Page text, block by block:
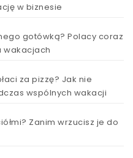
w biznesie
gotówką? Polacy coraz
wakacjach
za pizzę? Jak nie
wspólnych wakacji
Zanim wrzucisz je do